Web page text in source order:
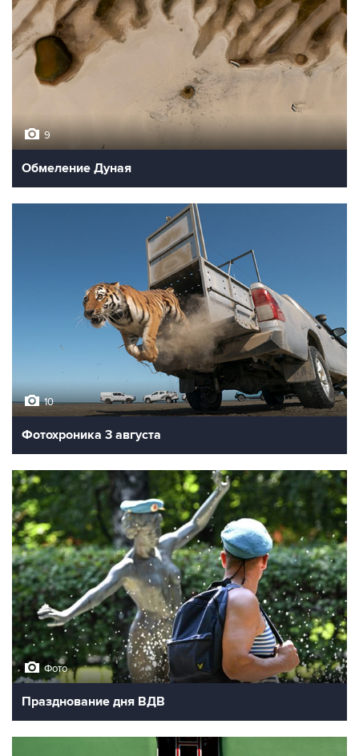
9
Обмеление Дуная
10
Фотохроника 3 августа
Фото
Празднование дня ВДВ